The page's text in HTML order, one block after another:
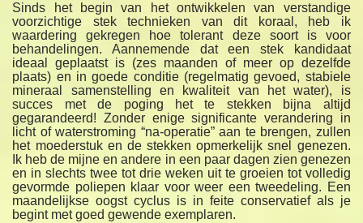
Sinds het begin van het ontwikkelen van verstandige
voorzichtige stek technieken van dit koraal, heb ik
waardering gekregen hoe tolerant deze soort is voor
behandelingen. Aannemende dat een stek kandidaat
ideaal geplaatst is (zes maanden of meer op dezelfde
plaats) en in goede conditie (regelmatig gevoed, stabiele
mineraal samenstelling en kwaliteit van het water), is
succes met de poging het te stekken bijna altijd
gegarandeerd! Zonder enige significante verandering in
licht of waterstroming “na-operatie” aan te brengen, zullen
het moederstuk en de stekken opmerkelijk snel genezen.
Ik heb de mijne en andere in een paar dagen zien genezen
en in slechts twee tot drie weken uit te groeien tot volledig
gevormde poliepen klaar voor weer een tweedeling. Een
maandelijkse oogst cyclus is in feite conservatief als je
begint met goed gewende exemplaren.